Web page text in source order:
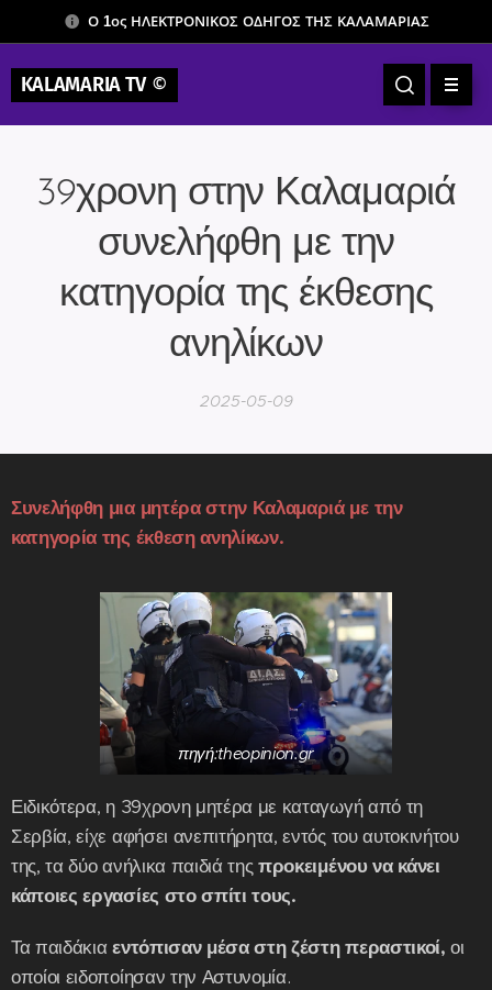
Ο 1ος ΗΛΕΚΤΡΟΝΙΚΟΣ ΟΔΗΓΟΣ ΤΗΣ ΚΑΛΑΜΑΡΙΑΣ
KALAMARIA TV©
39χρονη στην Καλαμαριά
συνελήφθη με την
κατηγορία της έκθεσης
ανηλίκων
2025-05-09
Συνελήφθη μια μητέρα στην Καλαμαριά με την
κατηγορία της έκθεση ανηλίκων.
πηγή:theopinion.gr
Ειδικότερα, η 39χρονη μητέρα με καταγωγή από τη
Σερβία, είχε αφήσει ανεπιτήρητα, εντός του αυτοκινήτου
της, τα δύο ανήλικα παιδιά τηςπροκειμένου να κάνει
κάποιες εργασίες στο σπίτι τους.
Τα παιδάκιαεντόπισαν μέσα στη ζέστη περαστικοί, οι
οποίοι ειδοποίησαν την Αστυνομία.